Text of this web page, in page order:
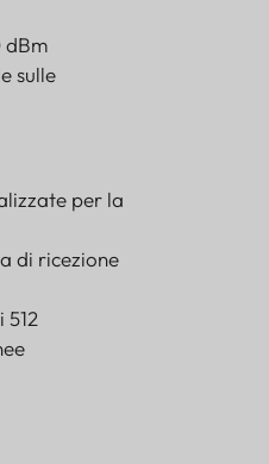
dBm
sulle
per la
di ricezione